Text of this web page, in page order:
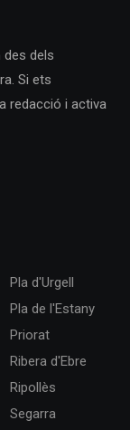
dels
Si ets
redacció i activa
Pla d'Urgell
Pla de l'Estany
Priorat
Ribera d'Ebre
Ripollès
Segarra